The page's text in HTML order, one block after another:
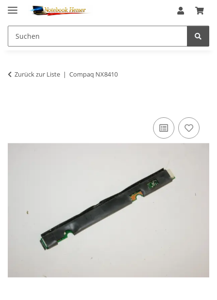
Zurück zur Liste Compaq NX8410